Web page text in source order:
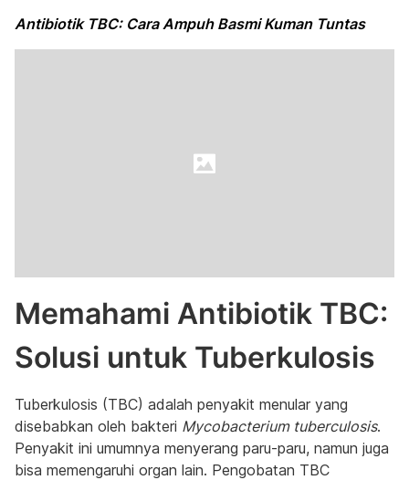
Antibiotik TBC: Cara Ampuh Basmi Kuman Tuntas
Memahami Antibiotik TBC:
Solusi untuk Tuberkulosis
Tuberkulosis (TBC) adalah penyakit menular yang
disebabkan oleh bakteri Mycobacterium tuberculosis.
Penyakit ini umumnya menyerang paru-paru, namun juga
bisa memengaruhi organ lain. Pengobatan TBC